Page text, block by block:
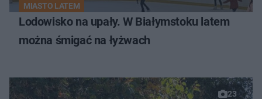
MIASTO LATEM
Lodowisko na upały. W Białymstoku latem
można śmigać na łyżwach
23